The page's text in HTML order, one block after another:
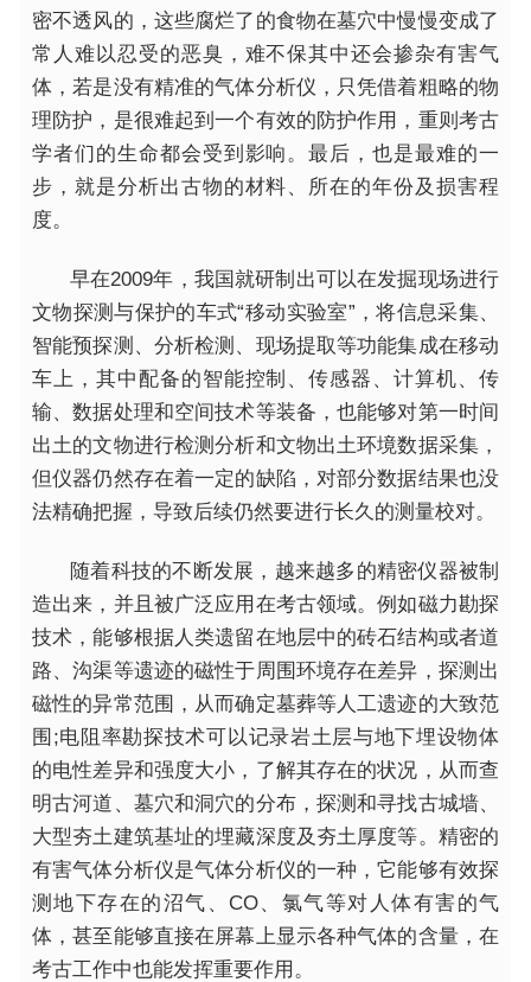
密不透风的，这些腐烂了的食物在墓穴中慢慢变成了
常人难以忍受的恶臭，难不保其中还会掺杂有害气
体，若是没有精准的气体分析仪，只凭借着粗略的物
理防护，是很难起到一个有效的防护作用，重则考古
学者们的生命都会受到影响。最后，也是最难的一
步，就是分析出古物的材料、所在的年份及损害程
度。
早在2009年，我国就研制出可以在发掘现场进行
文物探测与保护的车式“移动实验室”，将信息采集、
智能预探测、分析检测、现场提取等功能集成在移动
车上，其中配备的智能控制、传感器、计算机、传
输、数据处理和空间技术等装备，也能够对第一时间
出土的文物进行检测分析和文物出土环境数据采集，
但仪器仍然存在着一定的缺陷，对部分数据结果也没
法精确把握，导致后续仍然要进行长久的测量校对。
随着科技的不断发展，越来越多的精密仪器被制
造出来，并且被广泛应用在考古领域。例如磁力勘探
技术，能够根据人类遗留在地层中的砖石结构或者道
路、沟渠等遗迹的磁性于周围环境存在差异，探测出
磁性的异常范围，从而确定墓葬等人工遗迹的大致范
围;电阻率勘探技术可以记录岩土层与地下埋设物体
的电性差异和强度大小，了解其存在的状况，从而查
明古河道、墓穴和洞穴的分布，探测和寻找古城墙、
大型夯土建筑基址的埋藏深度及夯土厚度等。精密的
有害气体分析仪是气体分析仪的一种，它能够有效探
测地下存在的沼气、CO、氯气等对人体有害 的气
体，甚至能够直接在屏幕上显示各种气体的含量，在
考古工作中也能发挥重要作用。